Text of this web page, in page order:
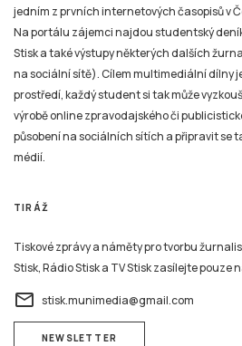
jedním z prvních internetových časopisů v
Na portálu zájemci najdou studentský
Stisk a také výstupy některých dalších
na sociální sítě). Cílem multimediální dílny
prostředí, každý student si tak může
výrobě online zpravodajského či
působení na sociálních sítích a připravit se
médií.
TIRÁŽ
Tiskové zprávy a náměty pro tvorbu
Stisk, Rádio Stisk a TV Stisk zasílejte pouze
email stisk.munimedia@gmail.com
NEWSLETTER